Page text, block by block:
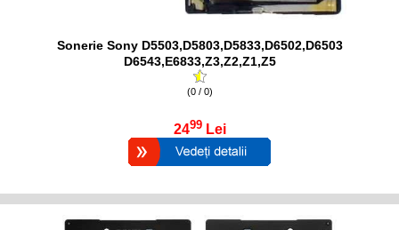
Sonerie Sony D5503,D5803,D5833,D6502,D6503
D6543,E6833,Z3,Z2,Z1,Z5
(0 / 0)
2499 Lei